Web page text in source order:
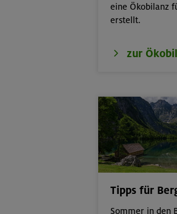
17./18./19.08.26
16.08.26
18.08.26
eine Ökobilanz
erstellt.
zur
Tipps für
Sommer in den